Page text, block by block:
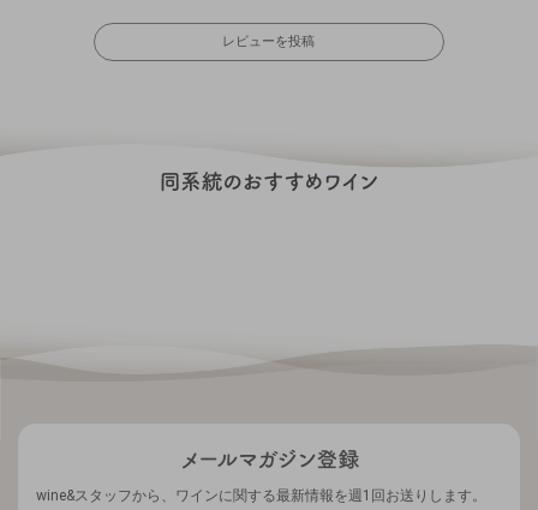
レビューを投稿
wine&スタッフから、ワインに関する最新情報を週1回お送りします。